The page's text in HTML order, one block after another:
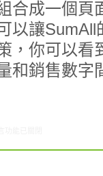
合成一個頁
讓SumAll
，你可以看
和銷售數字